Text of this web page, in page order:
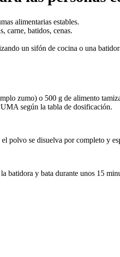
alimentarias estables.
carne, batidos, cenas.
un sifón de cocina o una
zumo) o 500 g de alimento
según la tabla de dosificación.
polvo se disuelva por completo y
batidora y bata durante unos 15